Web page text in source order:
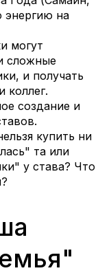
энергию на
могут
сложные
и получать
коллег.
создание и
купить ни
та или
у става? Что